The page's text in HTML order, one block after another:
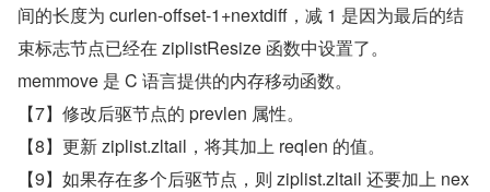
间的长度为 curlen-offset-1+nextdiff，减 1 是因为最后的结
束标志节点已经在 ziplistResize 函数中设置了。
memmove 是 C 语言提供的内存移动函数。
【7】修改后驱节点的 prevlen 属性。
【8】更新 ziplist.zltail，将其加上 reqlen 的值。
【9】如果存在多个后驱节点，则 ziplist.zltail 还要加上 nex